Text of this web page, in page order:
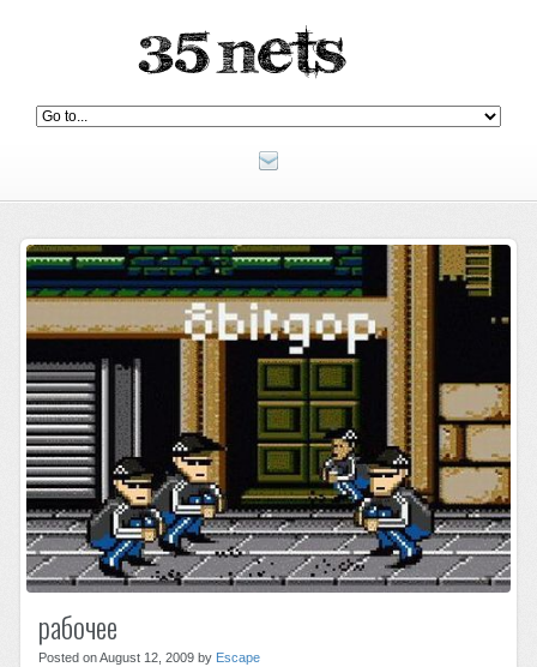
рабочее
Posted on August 12, 2009 by Escape